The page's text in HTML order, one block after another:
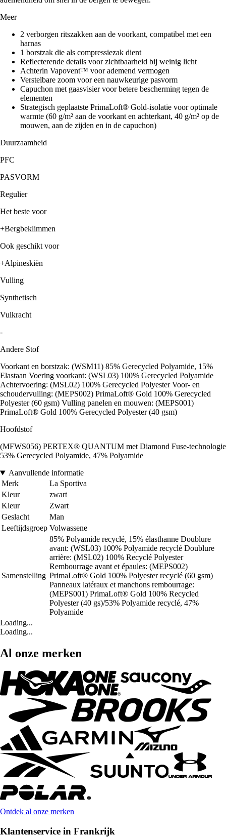
Meer
2 verborgen ritszakken aan de voorkant, compatibel met een
harnas
1 borstzak die als compressiezak dient
Reflecterende details voor zichtbaarheid bij weinig licht
Achterin Vapovent™ voor ademend vermogen
Verstelbare zoom voor een nauwkeurige pasvorm
Capuchon met gaasvisier voor betere bescherming tegen de
elementen
Strategisch geplaatste PrimaLoft® Gold-isolatie voor optimale
warmte (60 g/m² aan de voorkant en achterkant, 40 g/m² op de
mouwen, aan de zijden en in de capuchon)
Duurzaamheid
PFC
PASVORM
Regulier
Het beste voor
+Bergbeklimmen
Ook geschikt voor
+Alpineskiën
Vulling
Synthetisch
Vulkracht
-
Andere Stof
Voorkant en borstzak: (WSM11) 85% Gerecycled Polyamide, 15%
Elastaan Voering voorkant: (WSL03) 100% Gerecycled Polyamide
Achtervoering: (MSL02) 100% Gerecycled Polyester Voor- en
schoudervulling: (MEPS002) PrimaLoft® Gold 100% Gerecycled
Polyester (60 gsm) Vulling panelen en mouwen: (MEPS001)
PrimaLoft® Gold 100% Gerecycled Polyester (40 gsm)
Hoofdstof
(MFWS056) PERTEX® QUANTUM met Diamond Fuse-technologie
53% Gerecycled Polyamide, 47% Polyamide
Aanvullende informatie
Merk
La Sportiva
Kleur
zwart
Kleur
Zwart
Geslacht
Man
Leeftijdsgroep Volwassene
Samenstelling
85% Polyamide recyclé, 15% élasthanne Doublure
avant: (WSL03) 100% Polyamide recyclé Doublure
arrière: (MSL02) 100% Recyclé Polyester
Rembourrage avant et épaules: (MEPS002)
PrimaLoft® Gold 100% Polyester recyclé (60 gsm)
Panneaux latéraux et manchons rembourrage:
(MEPS001) PrimaLoft® Gold 100% Recycled
Polyester (40 gs)/53% Polyamide recyclé, 47%
Polyamide
Loading...
Loading...
Al onze merken
Ontdek al onze merken
Klantenservice in Frankrijk